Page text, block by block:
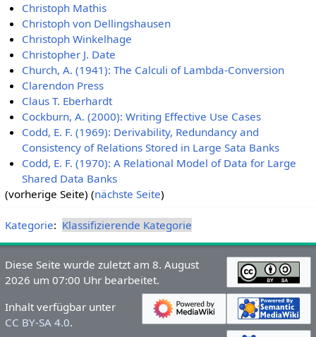
Christoph Mathis
Christoph von Dellingshausen
Christoph Winkelhage
Christopher J. Date
Church, A. (1941): The Calculi of Lambda-Conversion
Clarendon Press
Claus T. Eberhardt
Cockburn, A. (2000): Writing Effective Use Cases
Codd, E. F. (1969): Derivability, Redundancy and
Consistency of Relations Stored in Large Sata Banks
Codd, E. F. (1970): A Relational Model of Data for Large
Shared Data Banks
(vorherige Seite) (nächste Seite)
Kategorie: Klassifizierende Kategorie
Diese Seite wurde zuletzt am 8. August
2026 um 07:00 Uhr bearbeitet.
Inhalt verfügbar unter
CC BY-SA 4.0.